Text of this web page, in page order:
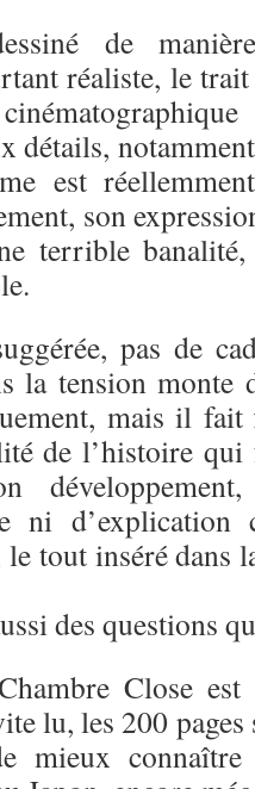
de
réaliste, le
détails,
est
son
terrible
pas de
la tension monte
mais il fait
de l’histoire
ni d’explication
le tout inséré
des questions
Close
lu, les 200
mieux